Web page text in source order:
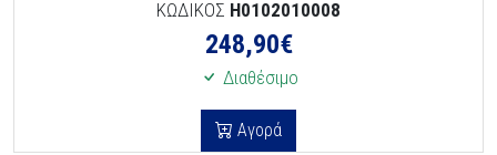
ΚΩΔΙΚΟΣ H0102010008
248,90€
Διαθέσιμο
Αγορά